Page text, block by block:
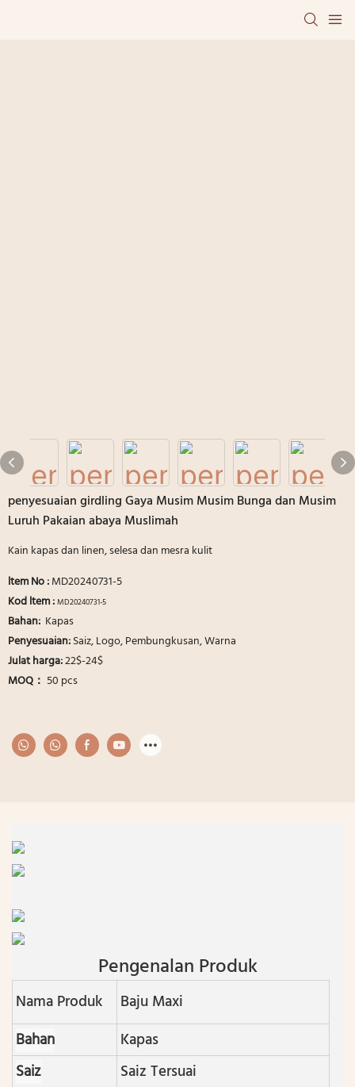
penyesuaian girdling Gaya Musim Musim Bunga dan Musim
Luruh Pakaian abaya Muslimah
Kain kapas dan linen, selesa dan mesra kulit
ltem No:MD20240731-5
Kod ltem :MD20240731-5
Bahan: Kapas
Penyesuaian:Saiz, Logo, Pembungkusan, Warna
Julat harga:22$-24$
MOQ： 50 pcs
Pengenalan Produk
Nama Produk
Baju Maxi
Bahan
Kapas
Saiz
Saiz Tersuai